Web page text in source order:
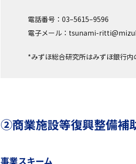
電話番号：03–5615–9596
電子メール：tsunami-
*みずほ総合研究所はみずほ銀行内
②商業施設等復興整備補
事業スキーム